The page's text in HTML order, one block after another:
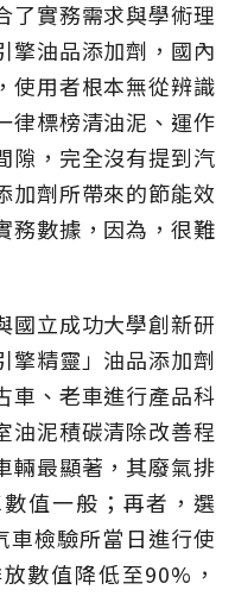
了實務需求與學術理
擎油品添加劑，國內
使用者根本無從辨識
律標榜清油泥、運作
隙，完全沒有提到汽
加劑所帶來的節能效
務數據，因為，很難
國立成功大學創新研
擎精靈」油品添加劑
車、老車進行產品科
油泥積碳清除改善程
輛最顯著，其廢氣排
值一般；再者，選
車檢驗所當日進行使
數值降低至90%，